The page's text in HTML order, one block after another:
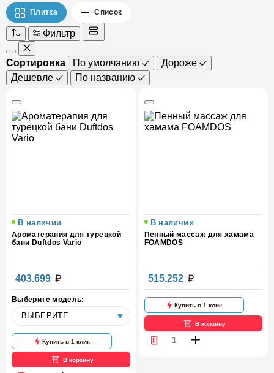
Плитка Список
Фильтр
Сортировка По умолчанию
Дороже
Дешевле
По названию
В наличии
Ароматерапия для турецкой
бани Duftdos Vario
403.699
Выберите модель:
Купить в 1 клик
В корзину
В наличии
Пенный массаж для хамама
FOAMDOS
515.252
Купить в 1 клик
В корзину